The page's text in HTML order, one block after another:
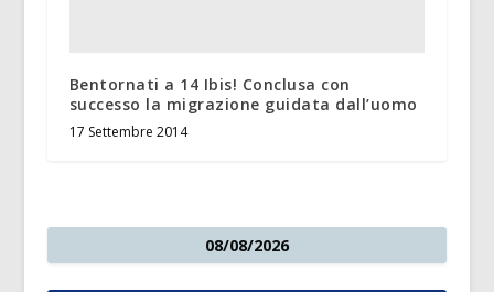
Bentornati a 14 Ibis! Conclusa con
successo la migrazione guidata dall’uomo
17 Settembre 2014
08/08/2026